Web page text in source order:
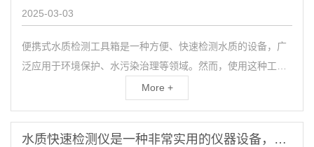
2025-03-03
便携式水质检测工具箱是一种方便、快速检测水质的设备，广
泛应用于环境保护、水污染治理等领域。然而，使用这种工具
箱进行水质检测时，存在一些因素可能影响测量的有效性。下
More +
水质快速检测仪是一种非常实用的仪器设备，能够快速、准确地检测水体的质量